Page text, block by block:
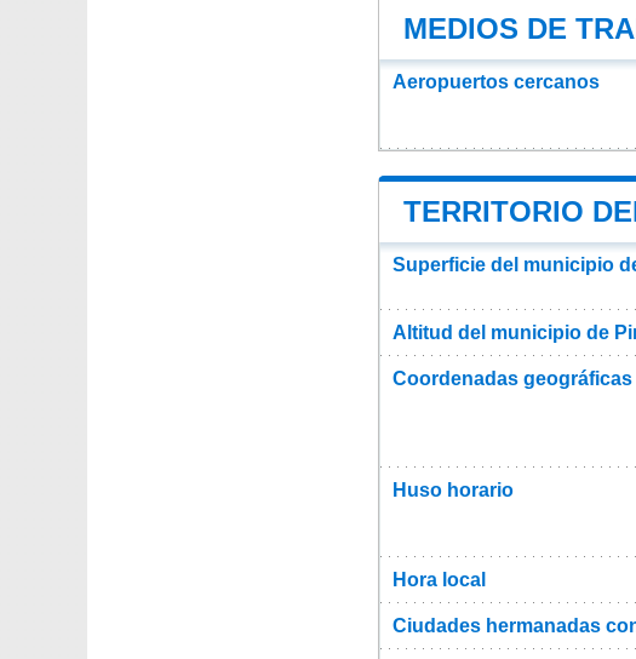
MEDIOS DE
Aeropuertos cercanos
TERRITORIO
Superficie del municipio
Altitud del municipio de
Coordenadas geográficas
Huso horario
Hora local
Ciudades hermanadas